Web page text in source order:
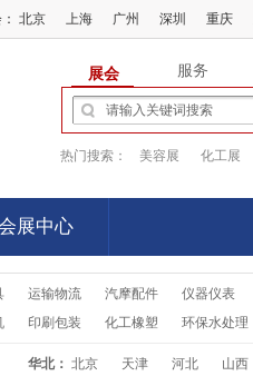
北京 上海 广州 深圳 重庆
展会 服务
热门搜索： 美容展 化工展
展中心
展中心
运输物流 汽摩配件 仪器仪表
印刷包装 化工橡塑 环保水处理
华北： 北京 天津 河北 山西